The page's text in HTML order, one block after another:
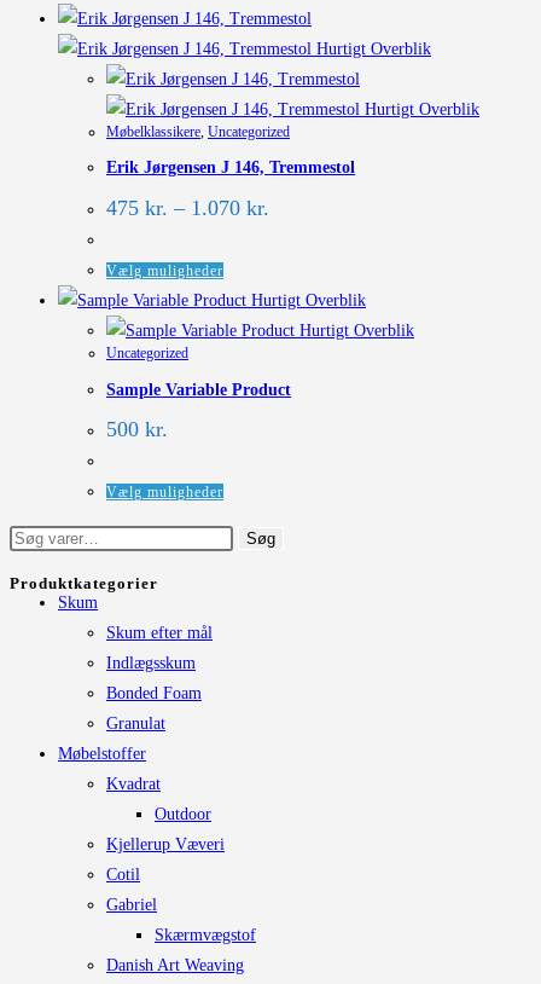
Hurtigt Overblik
Hurtigt Overblik
Møbelklassikere, Uncategorized
Erik Jørgensen J 146, Tremmestol
475 kr. – 1.070 kr.
Vælg muligheder
vare
har
varianter.
vælges
varesiden
Hurtigt Overblik
Hurtigt Overblik
Uncategorized
Sample Variable Product
500 kr.
Vælg muligheder
har
Søg
Søg
Produktkategorier
Skum
Skum efter mål
Indlægsskum
Bonded Foam
Granulat
Møbelstoffer
Kvadrat
Outdoor
Kjellerup Væveri
Cotil
Gabriel
Skærmvægstof
Danish Art Weaving